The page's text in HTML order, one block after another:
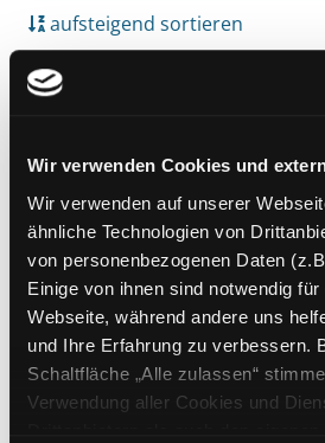
Wir verwenden Cookies und
Wir verwenden auf unserer
ähnliche Technologien von
von personenbezogenen Daten
Einige von ihnen sind notwendig
Webseite, während andere uns
und Ihre Erfahrung zu verbessern.
Schaltfläche „Alle zulassen“
Verwendung aller Cookies und
aufsteigend sortieren
Suchergebnis
Zu den Suchfiltern springen
Exemplar-Details von
Mediengruppe:
The patrol
Verfasser:Petch,
Jahr: 2014
Verlag:Nortorf,
Zu den Suchfiltern springen
Sortieren nach